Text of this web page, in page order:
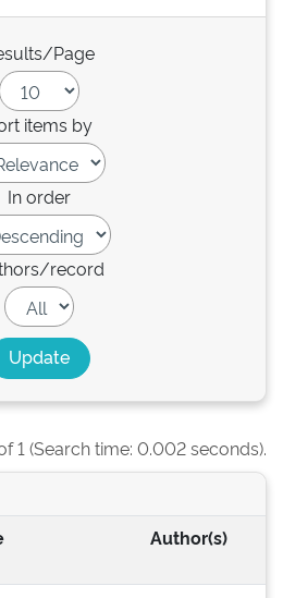
Page
items by
In order
record
1 (Search time: 0.002 seconds).
Author(s)